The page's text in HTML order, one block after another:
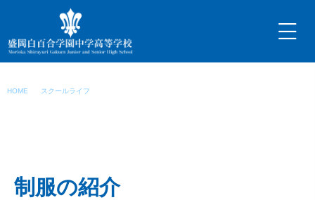
ス
キ
プHOME スクールライフ
制服の紹介